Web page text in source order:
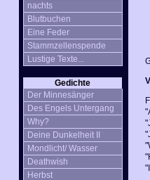
nachts
Blutbuchen
Eine Feder
Stammzellenspende
Lustige Texte...
Gedichte
Der Minnesänger
Des Engels Untergang
Why?
Deine Dunkelheit II
Mondlicht/ Wasser
Deathwish
Herbst